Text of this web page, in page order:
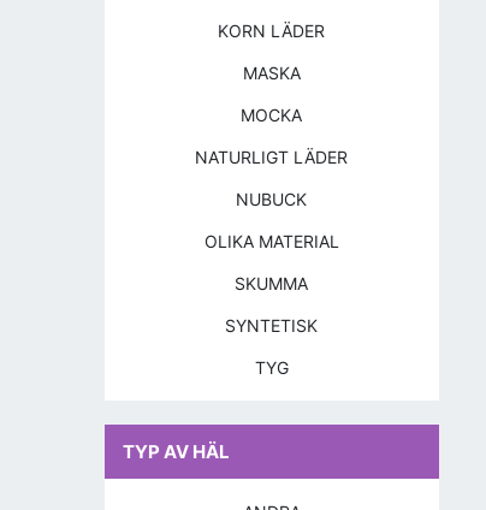
KORN LÄDER
MASKA
MOCKA
NATURLIGT LÄDER
NUBUCK
OLIKA MATERIAL
SKUMMA
SYNTETISK
TYG
TYP AV HÄL